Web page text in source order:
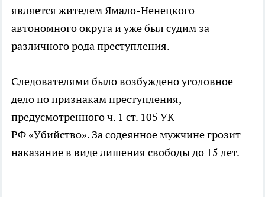
является жителем Ямало-Ненецкого
автономного округа и уже был судим за
различного рода преступления.
Следователями было возбуждено уголовное
дело по признакам преступления,
предусмотренного ч. 1 ст. 105 УК
РФ «Убийство». За содеянное мужчине грозит
наказание в виде лишения свободы до 15 лет.